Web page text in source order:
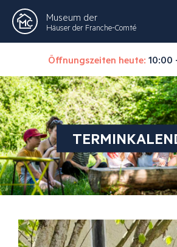
Museum der
Häuser der Franche-Comté
Öffnungszeiten heute: 10:00